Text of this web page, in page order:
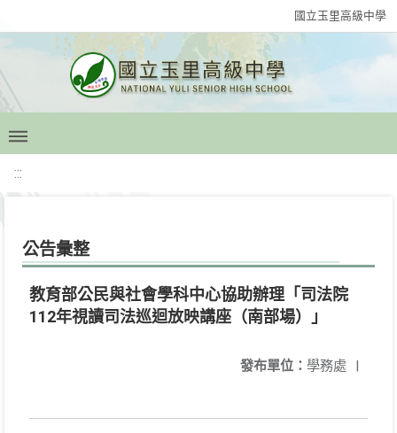
國立玉里高級中學
:::
公告彙整
教育部公民與社會學科中心協助辦理「司法院
112年視讀司法巡迴放映講座（南部場）」
發布單位： 學務處 |